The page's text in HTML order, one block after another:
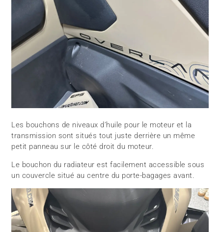
Les bouchons de niveaux d’huile pour le moteur et la
transmission sont situés tout juste derrière un même
petit panneau sur le côté droit du moteur.
Le bouchon du radiateur est facilement accessible sous
un couvercle situé au centre du porte-bagages avant.